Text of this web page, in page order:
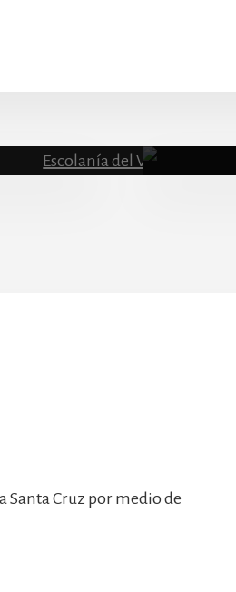
Santa Cruz por medio de